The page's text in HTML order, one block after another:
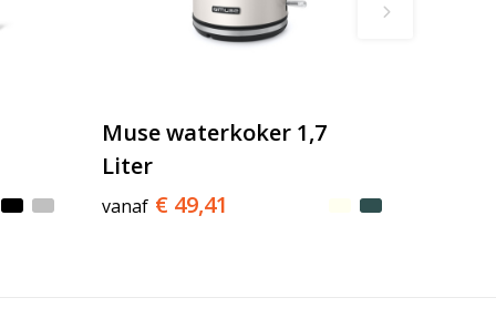
Muse waterkoker 1,7
Liter
vanaf € 49,41